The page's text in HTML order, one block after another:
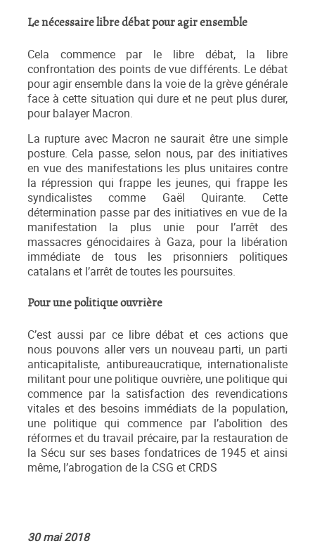
Le nécessaire libre débat pour agir ensemble
Cela commence par le libre débat, la libre
confrontation des points de vue différents. Le débat
pour agir ensemble dans la voie de la grève générale
face à cette situation qui dure et ne peut plus durer,
pour balayer Macron.
La rupture avec Macron ne saurait être une simple
posture. Cela passe, selon nous, par des initiatives
en vue des manifestations les plus unitaires contre
la répression qui frappe les jeunes, qui frappe les
syndicalistes comme Gaël Quirante. Cette
détermination passe par des initiatives en vue de la
manifestation la plus unie pour l’arrêt des
massacres génocidaires à Gaza, pour la libération
immédiate de tous les prisonniers politiques
catalans et l’arrêt de toutes les poursuites.
Pour une politique ouvrière
C’est aussi par ce libre débat et ces actions que
nous pouvons aller vers un nouveau parti, un parti
anticapitaliste, antibureaucratique, internationaliste
militant pour une politique ouvrière, une politique qui
commence par la satisfaction des revendications
vitales et des besoins immédiats de la population,
une politique qui commence par l’abolition des
réformes et du travail précaire, par la restauration de
la Sécu sur ses bases fondatrices de 1945 et ainsi
même, l’abrogation de la CSG et CRDS
30 mai 2018